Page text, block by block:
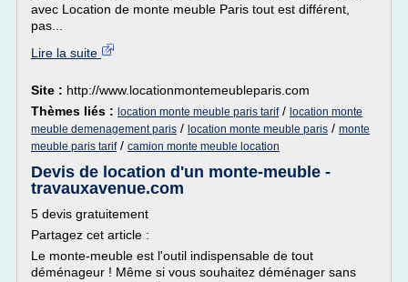
avec Location de monte meuble Paris tout est différent,
pas...
Lire la suite
Site : http://www.locationmontemeubleparis.com
Thèmes liés : location monte meuble paris tarif/ location monte
meuble demenagement paris / location monte meuble paris / monte
meuble paris tarif/ camion monte meuble location
Devis de location d'un monte-meuble -
travauxavenue.com
5 devis gratuitement
Partagez cet article :
Le monte-meuble est l'outil indispensable de tout
déménageur ! Même si vous souhaitez déménager sans